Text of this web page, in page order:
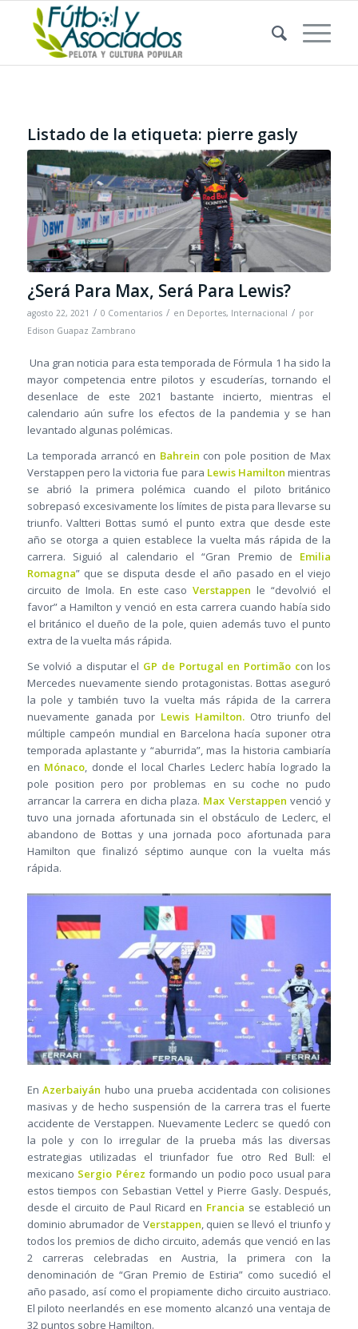
Listado de la etiqueta: pierre gasly
¿Será Para Max, Será Para Lewis?
agosto 22, 2021 / 0 Comentarios / en Deportes, Internacional / por
Edison Guapaz Zambrano
Una gran noticia para esta temporada de Fórmula 1 ha sido la
mayor competencia entre pilotos y escuderías, tornando el
desenlace de este 2021 bastante incierto, mientras el
calendario aún sufre los efectos de la pandemia y se han
levantado algunas polémicas.
La temporada arrancó en Bahrein con pole position de Max
Verstappen pero la victoria fue para Lewis Hamilton mientras
se abrió la primera polémica cuando el piloto británico
sobrepasó excesivamente los límites de pista para llevarse su
triunfo. Valtteri Bottas sumó el punto extra que desde este
año se otorga a quien establece la vuelta más rápida de la
carrera. Siguió al calendario el “Gran Premio de Emilia
Romagna” que se disputa desde el año pasado en el viejo
circuito de Imola. En este casoVerstappen le “devolvió el
favor” a Hamilton y venció en esta carrera cuando había sido
el británico el dueño de la pole, quien además tuvo el punto
extra de la vuelta más rápida.
Se volvió a disputar el GP de Portugal en Portimão con los
Mercedes nuevamente siendo protagonistas. Bottas aseguró
la pole y también tuvo la vuelta más rápida de la carrera
nuevamente ganada por Lewis Hamilton. Otro triunfo del
múltiple campeón mundial en Barcelona hacía suponer otra
temporada aplastante y “aburrida”, mas la historia cambiaría
en Mónaco, donde el local Charles Leclerc había logrado la
pole position pero por problemas en su coche no pudo
arrancar la carrera en dicha plaza. Max Verstappen venció y
tuvo una jornada afortunada sin el obstáculo de Leclerc, el
abandono de Bottas y una jornada poco afortunada para
Hamilton que finalizó séptimo aunque con la vuelta más
rápida.
EnAzerbaiyán hubo una prueba accidentada con colisiones
masivas y de hecho suspensión de la carrera tras el fuerte
accidente de Verstappen. Nuevamente Leclerc se quedó con
la pole y con lo irregular de la prueba más las diversas
estrategias utilizadas el triunfador fue otro Red Bull: el
mexicano Sergio Pérez formando un podio poco usual para
estos tiempos con Sebastian Vettel y Pierre Gasly. Después,
desde el circuito de Paul Ricard en Francia se estableció un
dominio abrumador de Verstappen, quien se llevó el triunfo y
todos los premios de dicho circuito, además que venció en las
2 carreras celebradas en Austria, la primera con la
denominación de “Gran Premio de Estiria” como sucedió el
año pasado, así como el propiamente dicho circuito austriaco.
El piloto neerlandés en ese momento alcanzó una ventaja de
32 puntos sobre Hamilton.